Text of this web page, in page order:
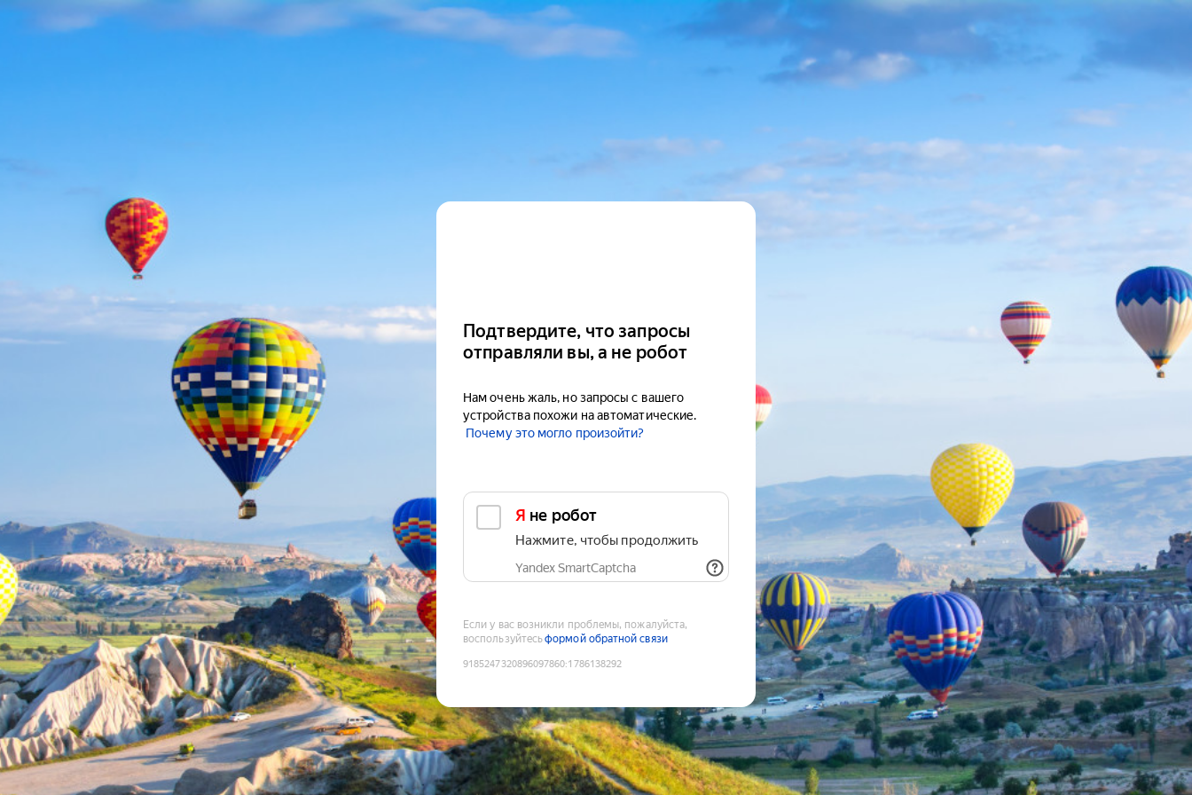
Подтвердите, что запросы
отправляли вы, а не робот
Нам очень жаль, но запросы с вашего
устройства похожи на автоматические.
Почему это могло произойти?
Я не робот
Нажмите, чтобы продолжить
Yandex SmartCaptcha
Если у вас возникли проблемы, пожалуйста,
воспользуйтесьформой обратной связи
9185247320896097860:1786138292